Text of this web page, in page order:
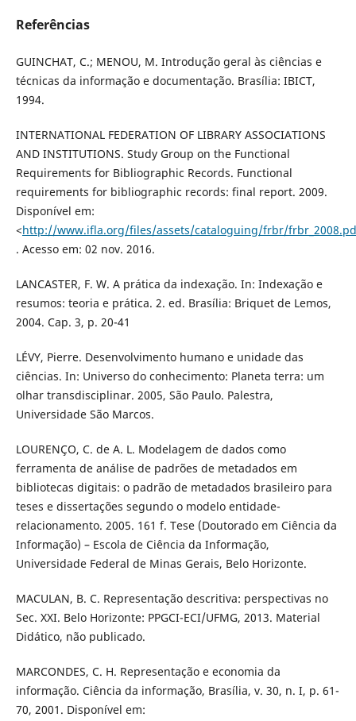
Referências
GUINCHAT, C.; MENOU, M. Introdução geral às ciências e
técnicas da informação e documentação. Brasília: IBICT,
1994.
INTERNATIONAL FEDERATION OF LIBRARY ASSOCIATIONS
AND INSTITUTIONS. Study Group on the Functional
Requirements for Bibliographic Records. Functional
requirements for bibliographic records: final report. 2009.
Disponível em:
<http://www.ifla.org/files/assets/cataloguing/frbr/
. Acesso em: 02 nov. 2016.
LANCASTER, F. W. A prática da indexação. In: Indexação e
resumos: teoria e prática. 2. ed. Brasília: Briquet de Lemos,
2004. Cap. 3, p. 20-41
LÉVY, Pierre. Desenvolvimento humano e unidade das
ciências. In: Universo do conhecimento: Planeta terra: um
olhar transdisciplinar. 2005, São Paulo. Palestra,
Universidade São Marcos.
LOURENÇO, C. de A. L. Modelagem de dados como
ferramenta de análise de padrões de metadados em
bibliotecas digitais: o padrão de metadados brasileiro para
teses e dissertações segundo o modelo entidade-
relacionamento. 2005. 161 f. Tese (Doutorado em Ciência da
Informação) – Escola de Ciência da Informação,
Universidade Federal de Minas Gerais, Belo Horizonte.
MACULAN, B. C. Representação descritiva: perspectivas no
Sec. XXI. Belo Horizonte: PPGCI-ECI/UFMG, 2013. Material
Didático, não publicado.
MARCONDES, C. H. Representação e economia da
informação. Ciência da informação, Brasília, v. 30, n. I, p. 61-
70, 2001. Disponível em: